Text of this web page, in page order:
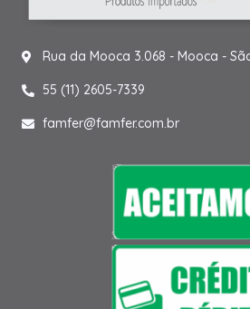
Rua da Mooca 3.068 - Mooca -
55 (11) 2605-7339
famfer@famfer.com.br